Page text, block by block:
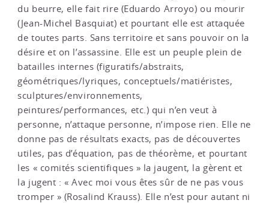
du beurre, elle fait rire (Eduardo Arroyo) ou mourir
(Jean-Michel Basquiat) et pourtant elle est attaquée
de toutes parts. Sans territoire et sans pouvoir on la
désire et on l’assassine. Elle est un peuple plein de
batailles internes (figuratifs/abstraits,
géométriques/lyriques, conceptuels/matiéristes,
sculptures/environnements,
peintures/performances, etc.) qui n’en veut à
personne, n’attaque personne, n’impose rien. Elle ne
donne pas de résultats exacts, pas de découvertes
utiles, pas d’équation, pas de théorème, et pourtant
les « comités scientifiques » la jaugent, la gèrent et
la jugent : « Avec moi vous êtes sûr de ne pas vous
tromper » (Rosalind Krauss). Elle n’est pour autant ni